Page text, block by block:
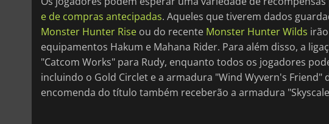
e de compras antecipadas. Aqueles que tiverem dados
Monster Hunter Rise ou do recente Monster Hunter Wilds
equipamentos Hakum e Mahana Rider. Para além disso, a
"Catcom Works" para Rudy, enquanto todos os jogadores
incluindo o Gold Circlet e a armadura "Wind Wyvern's Friend"
encomenda do título também receberão a armadura